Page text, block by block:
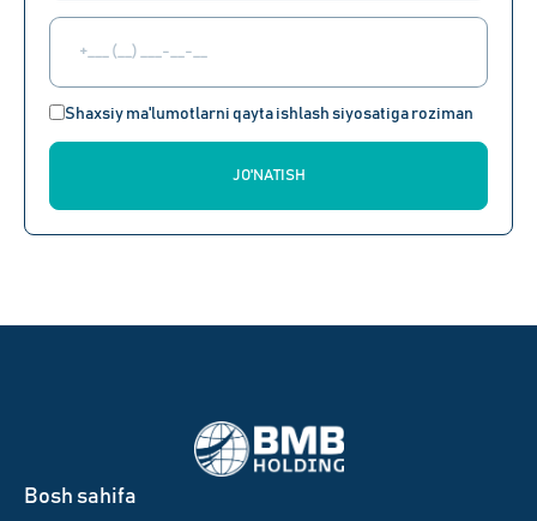
Shaxsiy ma'lumotlarni qayta ishlash siyosatiga roziman
JO'NATISH
Bosh sahifa